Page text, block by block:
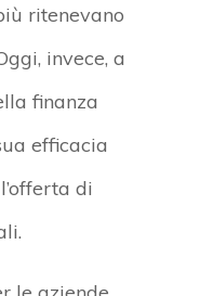
ritenevano
invece, a
finanza
efficacia
di